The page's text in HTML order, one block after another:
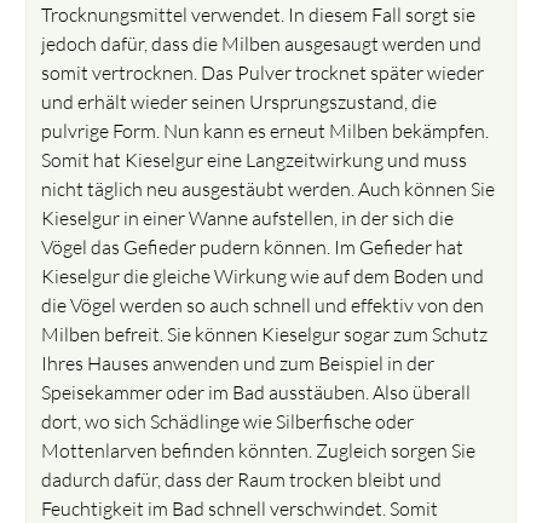
Trocknungsmittel verwendet. In diesem Fall sorgt sie
jedoch dafür, dass die Milben ausgesaugt werden und
somit vertrocknen. Das Pulver trocknet später wieder
und erhält wieder seinen Ursprungszustand, die
pulvrige Form. Nun kann es erneut Milben bekämpfen.
Somit hat Kieselgur eine Langzeitwirkung und muss
nicht täglich neu ausgestäubt werden. Auch können Sie
Kieselgur in einer Wanne aufstellen, in der sich die
Vögel das Gefieder pudern können. Im Gefieder hat
Kieselgur die gleiche Wirkung wie auf dem Boden und
die Vögel werden so auch schnell und effektiv von den
Milben befreit. Sie können Kieselgur sogar zum Schutz
Ihres Hauses anwenden und zum Beispiel in der
Speisekammer oder im Bad ausstäuben. Also überall
dort, wo sich Schädlinge wie Silberfische oder
Mottenlarven befinden könnten. Zugleich sorgen Sie
dadurch dafür, dass der Raum trocken bleibt und
Feuchtigkeit im Bad schnell verschwindet. Somit